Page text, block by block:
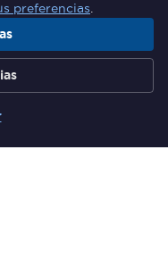
preferencias